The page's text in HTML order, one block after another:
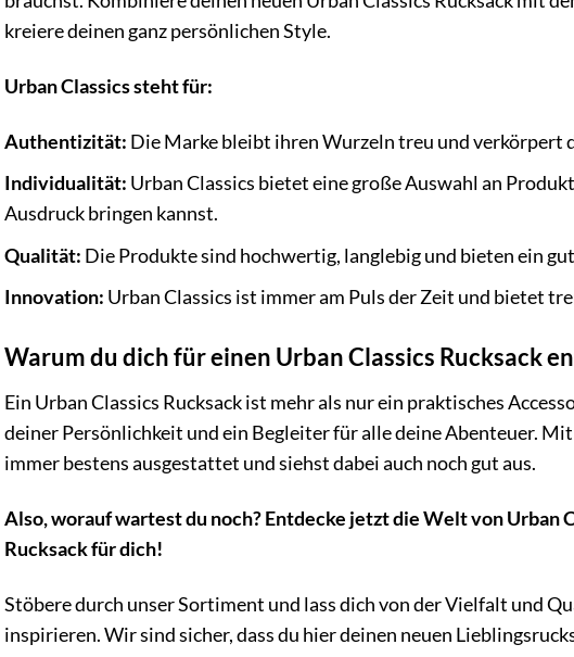
kreiere deinen ganz persönlichen Style.
Urban Classics steht für:
Authentizität: Die Marke bleibt ihren Wurzeln treu und verkörpert
Individualität: Urban Classics bietet eine große Auswahl an
Ausdruck bringen kannst.
Qualität: Die Produkte sind hochwertig, langlebig und bieten ein
Innovation: Urban Classics ist immer am Puls der Zeit und bietet
Warum du dich für einen Urban Classics Rucksack
Ein Urban Classics Rucksack ist mehr als nur ein praktisches
deiner Persönlichkeit und ein Begleiter für alle deine Abenteuer.
immer bestens ausgestattet und siehst dabei auch noch gut aus.
Also, worauf wartest du noch? Entdecke jetzt die Welt von Urban
Rucksack für dich!
Stöbere durch unser Sortiment und lass dich von der Vielfalt und
inspirieren. Wir sind sicher, dass du hier deinen neuen